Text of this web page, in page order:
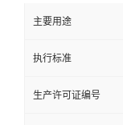
主要用途
执行标准
生产许可证编号